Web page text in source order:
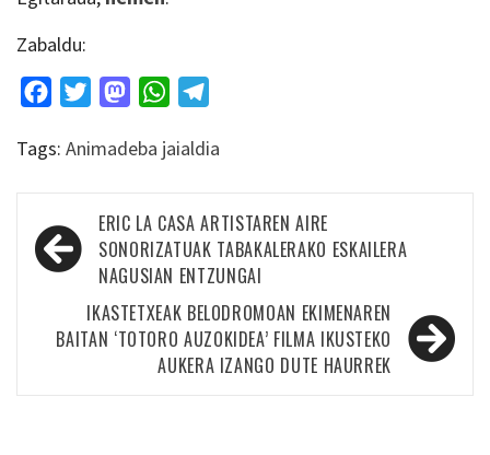
Zabaldu:
FacebookTwitterMastodonWhatsApp
Tags: Animadeba jaialdia
Bidalketetan
zehar
nabigatu
ERIC LA CASA ARTISTAREN AIRE
SONORIZATUAK TABAKALERAKO ESKAILERA
NAGUSIAN ENTZUNGAI
IKASTETXEAK BELODROMOAN EKIMENAREN
BAITAN ‘TOTORO AUZOKIDEA’ FILMA IKUSTEKO
AUKERA IZANGO DUTE HAURREK